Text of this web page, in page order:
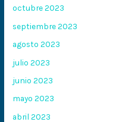
octubre 2023
septiembre 2023
agosto 2023
julio 2023
junio 2023
mayo 2023
abril 2023